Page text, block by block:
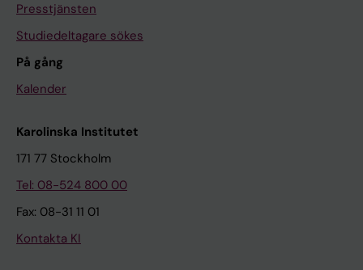
Presstjänsten
Studiedeltagare sökes
På gång
Kalender
Karolinska Institutet
171 77 Stockholm
Tel: 08-524 800 00
Fax: 08-31 11 01
Kontakta KI